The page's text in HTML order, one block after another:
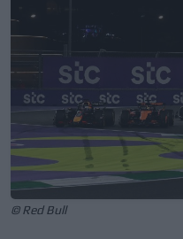
© Red Bull